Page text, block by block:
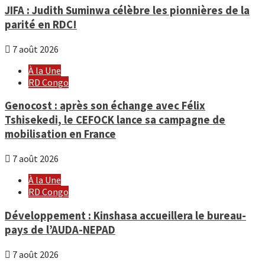
JIFA : Judith Suminwa célèbre les pionnières de la
parité en RDC!
7 août 2026
À la Une
RD Congo
Genocost : après son échange avec Félix
Tshisekedi, le CEFOCK lance sa campagne de
mobilisation en France
7 août 2026
À la Une
RD Congo
Développement : Kinshasa accueillera le bureau-
pays de l’AUDA-NEPAD
7 août 2026